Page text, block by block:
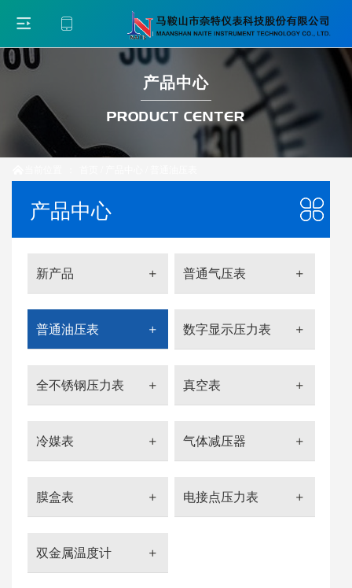
产品中心
PRODUCT CENTER
产品中心
新产品 普通气压表
普通油压表 数字显示压力表
全不锈钢压力表 真空表
冷媒表 气体减压器
膜盒表 电接点压力表
双金属温度计